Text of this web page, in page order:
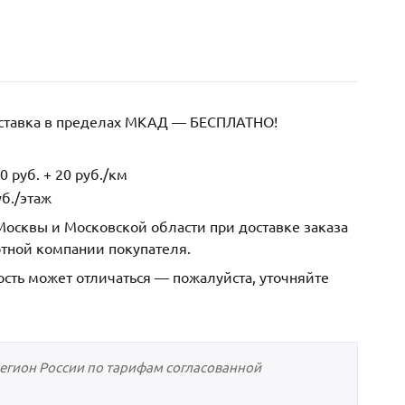
в пределах МКАД — БЕСПЛАТНО!
руб. + 20 руб./км
этаж
и Московской области при доставке заказа
компании покупателя.
может отличаться — пожалуйста, уточняйте
России по тарифам согласованной